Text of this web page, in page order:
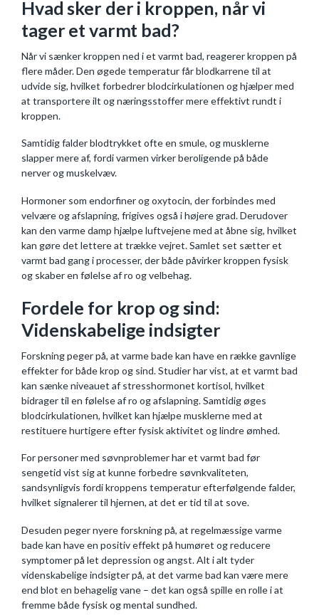
Hvad sker der i kroppen, når vi
tager et varmt bad?
Når vi sænker kroppen ned i et varmt bad, reagerer kroppen på
flere måder. Den øgede temperatur får blodkarrene til at
udvide sig, hvilket forbedrer blodcirkulationen og hjælper med
at transportere ilt og næringsstoffer mere effektivt rundt i
kroppen.
Samtidig falder blodtrykket ofte en smule, og musklerne
slapper mere af, fordi varmen virker beroligende på både
nerver og muskelvæv.
Hormoner som endorfiner og oxytocin, der forbindes med
velvære og afslapning, frigives også i højere grad. Derudover
kan den varme damp hjælpe luftvejene med at åbne sig, hvilket
kan gøre det lettere at trække vejret. Samlet set sætter et
varmt bad gang i processer, der både påvirker kroppen fysisk
og skaber en følelse af ro og velbehag.
Fordele for krop og sind:
Videnskabelige indsigter
Forskning peger på, at varme bade kan have en række gavnlige
effekter for både krop og sind. Studier har vist, at et varmt bad
kan sænke niveauet af stresshormonet kortisol, hvilket
bidrager til en følelse af ro og afslapning. Samtidig øges
blodcirkulationen, hvilket kan hjælpe musklerne med at
restituere hurtigere efter fysisk aktivitet og lindre ømhed.
For personer med søvnproblemer har et varmt bad før
sengetid vist sig at kunne forbedre søvnkvaliteten,
sandsynligvis fordi kroppens temperatur efterfølgende falder,
hvilket signalerer til hjernen, at det er tid til at sove.
Desuden peger nyere forskning på, at regelmæssige varme
bade kan have en positiv effekt på humøret og reducere
symptomer på let depression og angst. Alt i alt tyder
videnskabelige indsigter på, at det varme bad kan være mere
end blot en behagelig vane – det kan også spille en rolle i at
fremme både fysisk og mental sundhed.